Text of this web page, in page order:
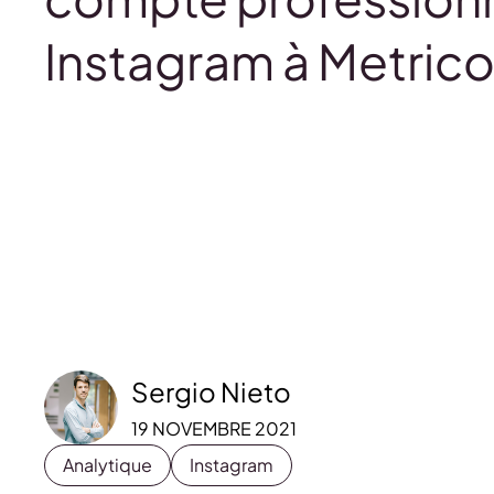
Instagram à
Sergio Nieto
19 NOVEMBRE 2021
Analytique
Instagram